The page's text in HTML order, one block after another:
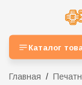
Каталог
Главная